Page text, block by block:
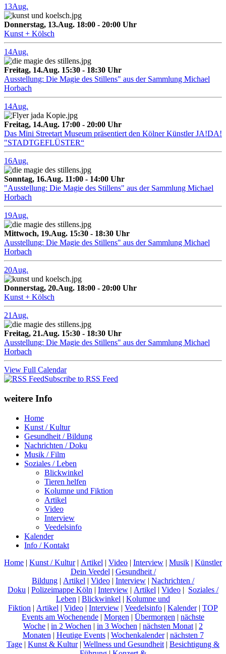
13Aug.
Donnerstag, 13.Aug. 18:00 - 20:00 Uhr
Kunst + Kölsch
14Aug.
Freitag, 14.Aug. 15:30 - 18:30 Uhr
Ausstellung: Die Magie des Stillens" aus der Sammlung Michael
Horbach
14Aug.
Freitag, 14.Aug. 17:00 - 20:00 Uhr
Das Mini Streetart Museum präsentiert den Kölner Künstler JA!DA!
"STADTGEFLÜSTER“
16Aug.
Sonntag, 16.Aug. 11:00 - 14:00 Uhr
"Ausstellung: Die Magie des Stillens" aus der Sammlung Michael
Horbach
19Aug.
Mittwoch, 19.Aug. 15:30 - 18:30 Uhr
Ausstellung: Die Magie des Stillens" aus der Sammlung Michael
Horbach
20Aug.
Donnerstag, 20.Aug. 18:00 - 20:00 Uhr
Kunst + Kölsch
21 Aug.
Freitag, 21.Aug. 15:30 - 18:30 Uhr
Ausstellung: Die Magie des Stillens" aus der Sammlung Michael
Horbach
View Full Calendar
Subscribe to RSS Feed
weitere Info
Home
Kunst / Kultur
Gesundheit / Bildung
Nachrichten / Doku
Musik / Film
Soziales / Leben
Blickwinkel
Tieren helfen
Kolumne und Fiktion
Artikel
Video
Interview
Veedelsinfo
Kalender
Info / Kontakt
Home | Kunst / Kultur| Artikel | Video | Interview | Musik | Künstler
Dein Veedel | Gesundheit /
Bildung | Artikel | Video | Interview | Nachrichten /
Doku | Polizeimappe Köln | Interview | Artikel | Video | Soziales /
Leben | Blickwinkel | Kolumne und
Fiktion | Artikel | Video | Interview | Veedelsinfo | Kalender| TOP
Events am Wochenende | Morgen | Übermorgen | nächste
Woche | in 2 Wochen | in 3 Wochen | nächsten Monat | 2
Monaten | Heutige Events| Wochenkalender| nächsten 7
Tage | Kunst & Kultur| Wellness und Gesundheit | Besichtigung &